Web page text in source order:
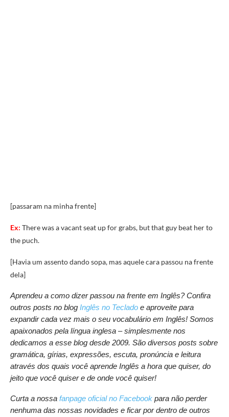
[passaram na minha frente]
Ex: There was a vacant seat up for grabs, but that guy beat her to
the puch.
[Havia um assento dando sopa, mas aquele cara passou na frente
dela]
Aprendeu a como dizer passou na frente em Inglês? Confira
outros posts no blog Inglês no Teclado e aproveite para
expandir cada vez mais o seu vocabulário em Inglês! Somos
apaixonados pela língua inglesa – simplesmente nos
dedicamos a esse blog desde 2009. São diversos posts sobre
gramática, gírias, expressões, escuta, pronúncia e leitura
através dos quais você aprende Inglês a hora que quiser, do
jeito que você quiser e de onde você quiser!
Curta a nossa fanpage oficial no Facebook para não perder
nenhuma das nossas novidades e ficar por dentro de outros